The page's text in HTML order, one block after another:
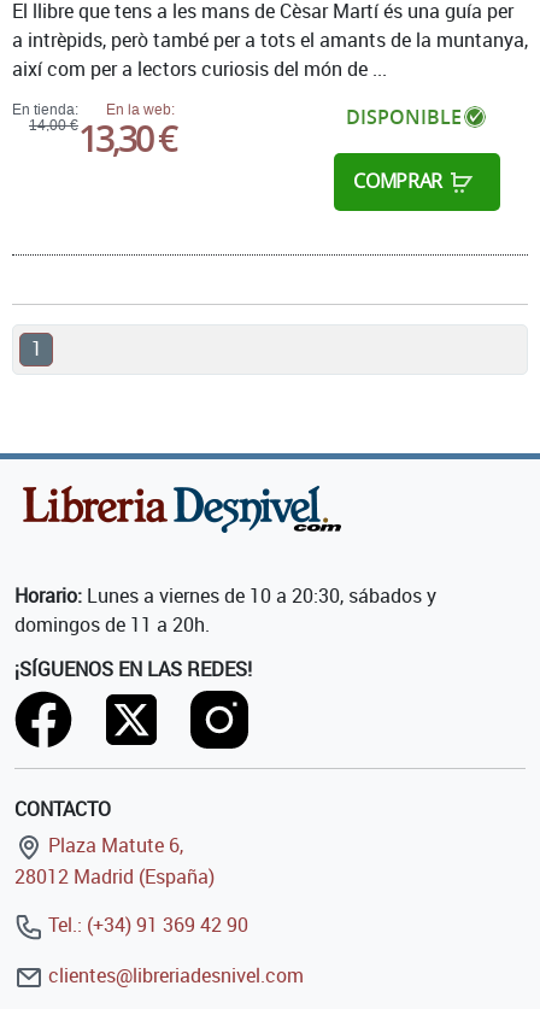
En tienda:
14,00 €
En la web:
13,30 € DISPONIBLE
COMPRAR
El llibre que tens a les mans de Cèsar Martí és una guía per
a intrèpids, però també per a tots el amants de la muntanya,
així com per a lectors curiosis del món de ...
1
Horario: Lunes a viernes de 10 a 20:30, sábados y
domingos de 11 a 20h.
¡SÍGUENOS EN LAS REDES!
CONTACTO
Plaza Matute 6,
28012 Madrid (España)
Tel.: (+34) 91 369 42 90
clientes@libreriadesnivel.com